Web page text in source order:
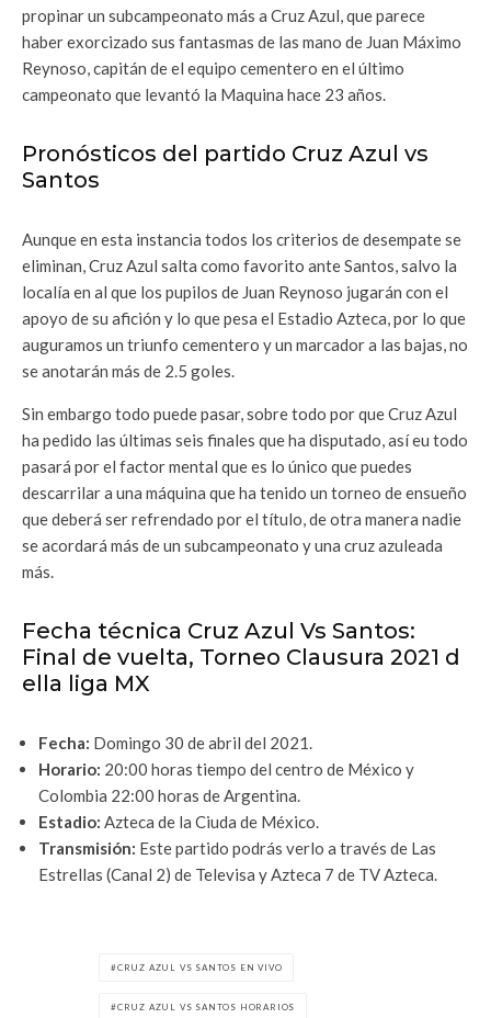
propinar un subcampeonato más a Cruz Azul, que parece
haber exorcizado sus fantasmas de las mano de Juan Máximo
Reynoso, capitán de el equipo cementero en el último
campeonato que levantó la Maquina hace 23 años.
Pronósticos del partido Cruz Azul vs
Santos
Aunque en esta instancia todos los criterios de desempate se
eliminan, Cruz Azul salta como favorito ante Santos, salvo la
localía en al que los pupilos de Juan Reynoso jugarán con el
apoyo de su afición y lo que pesa el Estadio Azteca, por lo que
auguramos un triunfo cementero y un marcador a las bajas, no
se anotarán más de 2.5 goles.
Sin embargo todo puede pasar, sobre todo por que Cruz Azul
ha pedido las últimas seis finales que ha disputado, así eu todo
pasará por el factor mental que es lo único que puedes
descarrilar a una máquina que ha tenido un torneo de ensueño
que deberá ser refrendado por el título, de otra manera nadie
se acordará más de un subcampeonato y una cruz azuleada
más.
Fecha técnica Cruz Azul Vs Santos:
Final de vuelta, Torneo Clausura 2021 d
ella liga MX
Fecha: Domingo 30 de abril del 2021.
Horario: 20:00 horas tiempo del centro de México y
Colombia 22:00 horas de Argentina.
Estadio: Azteca de la Ciuda de México.
Transmisión: Este partido podrás verlo a través de Las
Estrellas (Canal 2) de Televisa y Azteca 7 de TV Azteca.
CRUZ AZUL VS SANTOS EN VIVO
CRUZ AZUL VS SANTOS HORARIOS